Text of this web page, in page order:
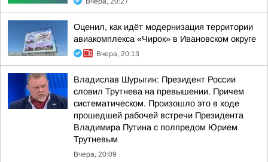
Оценил, как идёт модернизация территории
авиакомплекса «Чирок» в Ивановском округе
Вчера, 20:13
Владислав Шурыгин: Президент России
словил Трутнева на превышении. Причем
систематическом. Произошло это в ходе
прошедшей рабочей встречи Президента
Владимира Путина с полпредом Юрием
Трутневым
Вчера, 20:09